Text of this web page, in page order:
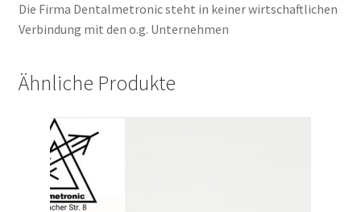
Die Firma Dentalmetronic steht in keiner wirtschaftlichen
Verbindung mit den o.g. Unternehmen
Ähnliche Produkte